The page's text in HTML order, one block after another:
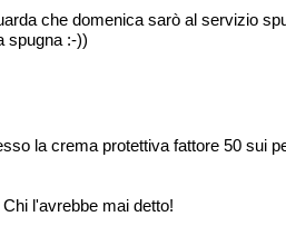
che domenica sarò al servizio
spugna :-))
la crema protettiva fattore 50 sui
l'avrebbe mai detto!